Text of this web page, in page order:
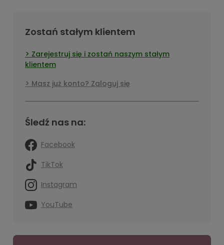
Zostań stałym klientem
Zarejestruj się i zostań naszym stałym
klientem
Masz już konto? Zaloguj się
Śledź nas na:
Facebook
TikTok
Instagram
YouTube